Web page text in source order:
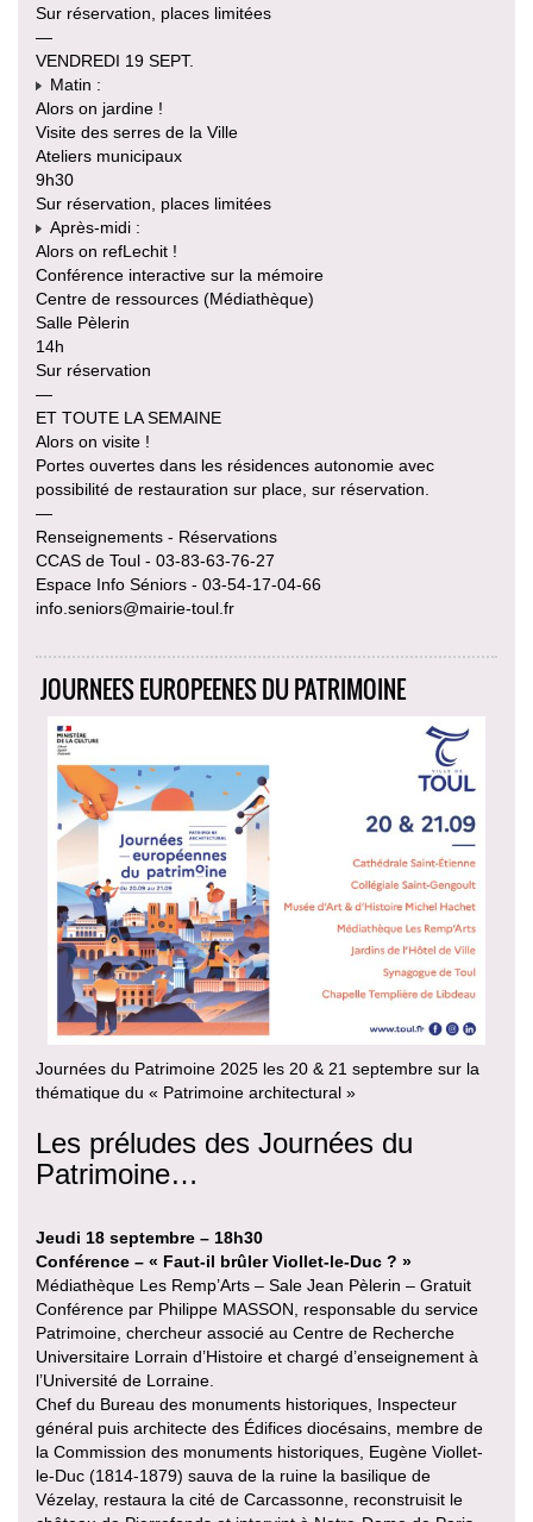
Sur réservation, places limitées
—
VENDREDI 19 SEPT.
Matin :
Alors on jardine !
Visite des serres de la Ville
Ateliers municipaux
9h30
Sur réservation, places limitées
Après-midi :
Alors on refLechit !
Conférence interactive sur la mémoire
Centre de ressources (Médiathèque)
Salle Pèlerin
14h
Sur réservation
—
ET TOUTE LA SEMAINE
Alors on visite !
Portes ouvertes dans les résidences autonomie avec
possibilité de restauration sur place, sur réservation.
—
Renseignements - Réservations
CCAS de Toul - 03-83-63-76-27
Espace Info Séniors - 03-54-17-04-66
info.seniors@mairie-toul.fr
JOURNEES EUROPEENES DU PATRIMOINE
Journées du Patrimoine 2025 les 20 & 21 septembre sur la
thématique du « Patrimoine architectural »
Les préludes des Journées du
Patrimoine…
Jeudi 18 septembre – 18h30
Conférence – « Faut-il brûler Viollet-le-Duc ? »
Médiathèque Les Remp’Arts – Sale Jean Pèlerin – Gratuit
Conférence par Philippe MASSON, responsable du service
Patrimoine, chercheur associé au Centre de Recherche
Universitaire Lorrain d’Histoire et chargé d’enseignement à
l’Université de Lorraine.
Chef du Bureau des monuments historiques, Inspecteur
général puis architecte des Édifices diocésains, membre de
la Commission des monuments historiques, Eugène Viollet-
le-Duc (1814-1879) sauva de la ruine la basilique de
Vézelay, restaura la cité de Carcassonne, reconstruisit le